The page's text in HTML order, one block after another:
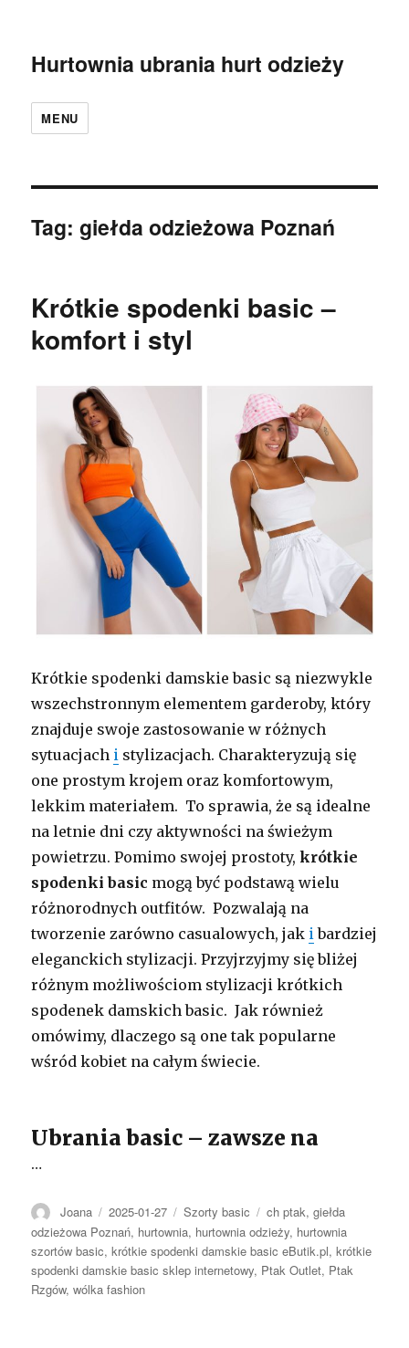
Hurtownia ubrania hurt odzieży
MENU
Tag:giełda odzieżowa Poznań
Krótkie spodenki basic –
komfort i styl
Krótkie spodenki damskie basic są niezwykle
wszechstronnym elementem garderoby, który
znajduje swoje zastosowanie w różnych
sytuacjach i stylizacjach. Charakteryzują się
one prostym krojem oraz komfortowym,
lekkim materiałem. To sprawia, że są idealne
na letnie dni czy aktywności na świeżym
powietrzu. Pomimo swojej prostoty,krótkie
spodenki basic mogą być podstawą wielu
różnorodnych outfitów. Pozwalają na
tworzenie zarówno casualowych, jak ibardziej
eleganckich stylizacji. Przyjrzyjmy się bliżej
różnym możliwościom stylizacji krótkich
spodenek damskich basic. Jak również
omówimy, dlaczego są one tak popularne
wśród kobiet na całym świecie.
Ubrania basic – zawsze na
…
Autor
Joana Opublikowano
2025-01-27 Kategorie
Szorty basic Tagi
ch ptak,giełda
odzieżowa Poznań, hurtownia, hurtownia odzieży, hurtownia
szortów basic,krótkie spodenki damskie basic eButik.pl,krótkie
spodenki damskie basic sklep internetowy, Ptak Outlet, Ptak
Rzgów,wólka fashion